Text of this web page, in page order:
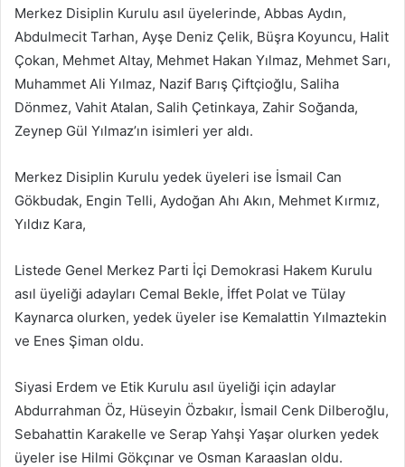
Merkez Disiplin Kurulu asıl üyelerinde, Abbas Aydın,
Abdulmecit Tarhan, Ayşe Deniz Çelik, Büşra Koyuncu, Halit
Çokan, Mehmet Altay, Mehmet Hakan Yılmaz, Mehmet Sarı,
Muhammet Ali Yılmaz, Nazif Barış Çiftçioğlu, Saliha
Dönmez, Vahit Atalan, Salih Çetinkaya, Zahir Soğanda,
Zeynep Gül Yılmaz’ın isimleri yer aldı.
Merkez Disiplin Kurulu yedek üyeleri ise İsmail Can
Gökbudak, Engin Telli, Aydoğan Ahı Akın, Mehmet Kırmız,
Yıldız Kara,
Listede Genel Merkez Parti İçi Demokrasi Hakem Kurulu
asıl üyeliği adayları Cemal Bekle, İffet Polat ve Tülay
Kaynarca olurken, yedek üyeler ise Kemalattin Yılmaztekin
ve Enes Şiman oldu.
Siyasi Erdem ve Etik Kurulu asıl üyeliği için adaylar
Abdurrahman Öz, Hüseyin Özbakır, İsmail Cenk Dilberoğlu,
Sebahattin Karakelle ve Serap Yahşi Yaşar olurken yedek
üyeler ise Hilmi Gökçınar ve Osman Karaaslan oldu.